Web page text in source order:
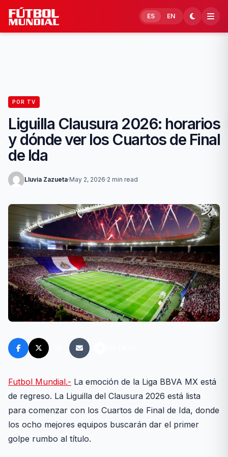
Skip to content
ES EN
POR TV
Liguilla Clausura 2026: horarios
y dónde ver los Cuartos de Final
de Ida
Lluvia Zazueta·May 2, 2026·2 min read
Futbol Mundial.- La emoción de la Liga BBVA MX está
de regreso. La Liguilla del Clausura 2026 está lista
para comenzar con los Cuartos de Final de Ida, donde
los ocho mejores equipos buscarán dar el primer
golpe rumbo al título.